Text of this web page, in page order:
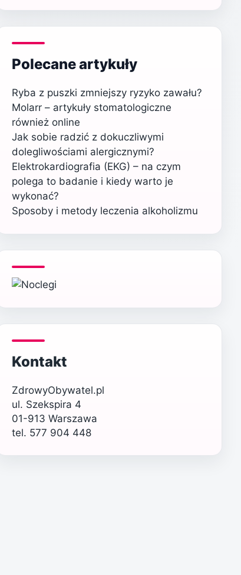
Polecane artykuły
Ryba z puszki zmniejszy ryzyko zawału?
Molarr – artykuły stomatologiczne
również online
Jak sobie radzić z dokuczliwymi
dolegliwościami alergicznymi?
Elektrokardiografia (EKG) – na czym
polega to badanie i kiedy warto je
wykonać?
Sposoby i metody leczenia alkoholizmu
Kontakt
ZdrowyObywatel.pl
ul. Szekspira 4
01-913 Warszawa
tel. 577 904 448